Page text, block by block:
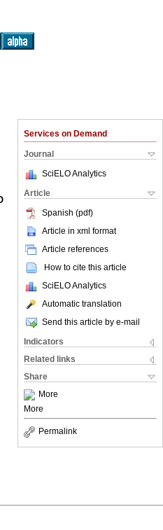
Services on Demand
Journal
SciELO Analytics
Article
Spanish (pdf)
Article in xml format
Article references
How to cite this article
SciELO Analytics
Automatic translation
Send this article by e-mail
Indicators
Related links
Share
More
More
Permalink